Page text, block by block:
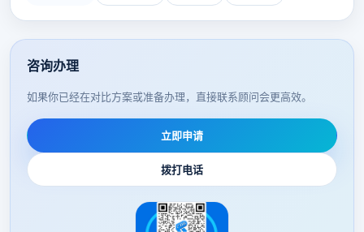
咨询办理
如果你已经在对比方案或准备办理，直接联系顾问会更高效。
立即申请
拨打电话